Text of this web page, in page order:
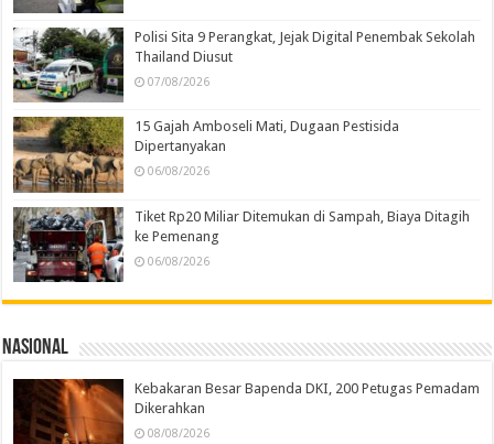
Polisi Sita 9 Perangkat, Jejak Digital Penembak Sekolah
Thailand Diusut
07/08/2026
15 Gajah Amboseli Mati, Dugaan Pestisida
Dipertanyakan
06/08/2026
Tiket Rp20 Miliar Ditemukan di Sampah, Biaya Ditagih
ke Pemenang
06/08/2026
Nasional
Kebakaran Besar Bapenda DKI, 200 Petugas Pemadam
Dikerahkan
08/08/2026